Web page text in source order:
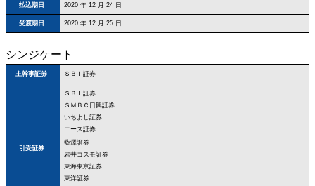
払込期日 2020 年 12 月 24 日
受渡期日 2020 年 12 月 25 日
シンジケート
主幹事証券 ＳＢＩ証券
引受証券
ＳＢＩ証券
ＳＭＢＣ日興証券
いちよし証券
エース証券
藍澤證券
岩井コスモ証券
東海東京証券
東洋証券